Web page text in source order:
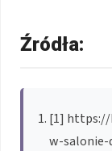
Źródła:
[1] https://
w-